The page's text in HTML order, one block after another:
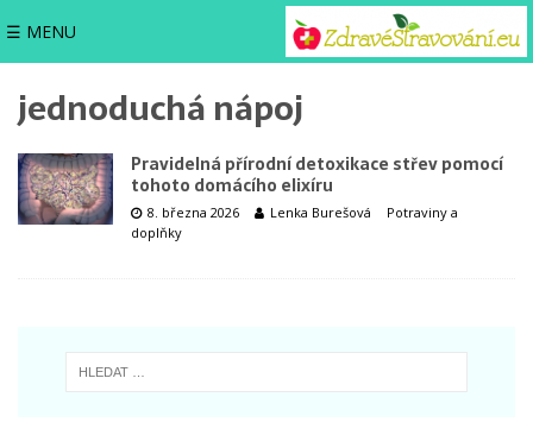
☰ MENU
jednoduchá nápoj
Pravidelná přírodní detoxikace střev pomocí
tohoto domácího elixíru
8. března 2026 Lenka Burešová
Potraviny a
doplňky